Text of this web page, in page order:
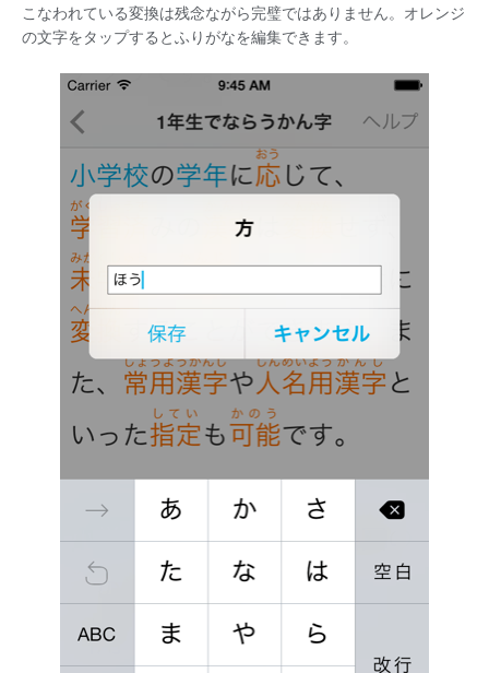
こなわれている変換は残念ながら完璧ではありません。オレンジ
の文字をタップするとふりがなを編集できます。